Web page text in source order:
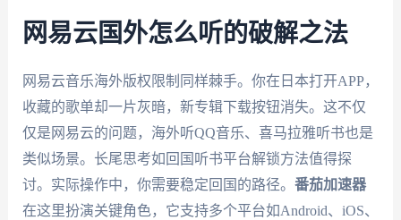
网易云国外怎么听的破解之法
网易云音乐海外版权限制同样棘手。你在日本打开APP，
收藏的歌单却一片灰暗，新专辑下载按钮消失。这不仅
仅是网易云的问题，海外听QQ音乐、喜马拉雅听书也是
类似场景。长尾思考如回国听书平台解锁方法值得探
讨。实际操作中，你需要稳定回国的路径。 番茄加速器
在这里扮演关键角色，它支持多个平台如Android、iOS、